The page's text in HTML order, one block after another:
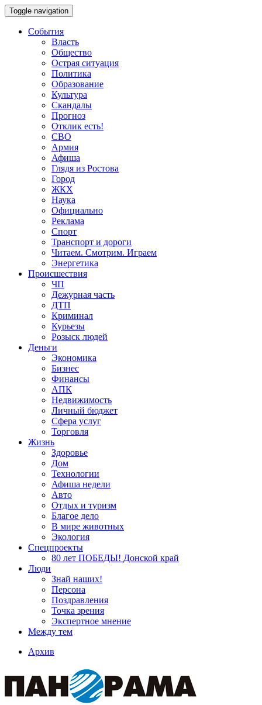
Toggle navigation
События
Власть
Общество
Острая ситуация
Политика
Образование
Культура
Скандалы
Прогноз
Отклик есть!
СВО
Армия
Афиша
Глядя из Ростова
Город
ЖКХ
Наука
Официально
Реклама
Спорт
Транспорт и дороги
Читаем. Смотрим. Играем
Энергетика
Происшествия
ЧП
Дежурная часть
ДТП
Криминал
Курьезы
Розыск людей
Деньги
Экономика
Бизнес
Финансы
АПК
Недвижимость
Личный бюджет
Сфера услуг
Торговля
Жизнь
Здоровье
Дом
Технологии
Афиша недели
Авто
Отдых и туризм
Благое дело
В мире животных
Экология
Спецпроекты
80 лет ПОБЕДЫ! Донской край
Люди
Знай наших!
Персона
Поздравления
Точка зрения
Экспертное мнение
Между тем
Архив